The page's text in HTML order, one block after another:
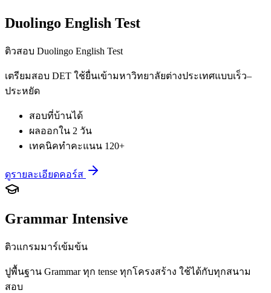
Duolingo English Test
ติวสอบ Duolingo English Test
เตรียมสอบ DET ใช้ยื่นเข้ามหาวิทยาลัยต่างประเทศแบบเร็ว–
ประหยัด
สอบที่บ้านได้
ผลออกใน 2 วัน
เทคนิคทำคะแนน 120+
ดูรายละเอียดคอร์ส
Grammar Intensive
ติวแกรมมาร์เข้มข้น
ปูพื้นฐาน Grammar ทุก tense ทุกโครงสร้าง ใช้ได้กับทุกสนาม
สอบ